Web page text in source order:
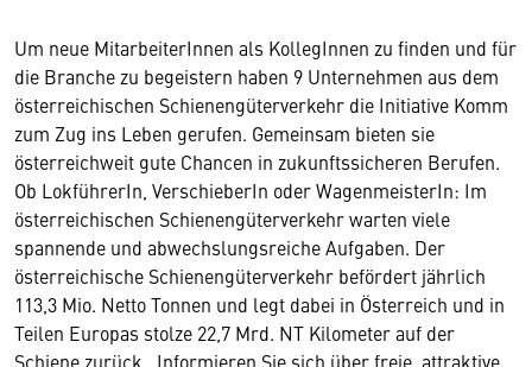
Um neue MitarbeiterInnen als KollegInnen zu finden und für
die Branche zu begeistern haben 9 Unternehmen aus dem
österreichischen Schienengüterverkehr die Initiative Komm
zum Zug ins Leben gerufen. Gemeinsam bieten sie
österreichweit gute Chancen in zukunftssicheren Berufen.
Ob LokführerIn, VerschieberIn oder WagenmeisterIn: Im
österreichischen Schienengüterverkehr warten viele
spannende und abwechslungsreiche Aufgaben. Der
österreichische Schienen­güterverkehr befördert jährlich
113,3 Mio. Netto Tonnen und legt dabei in Österreich und in
Teilen Europas stolze 22,7 Mrd. NT Kilometer auf der
Schiene zurück. Informieren Sie sich über freie, attraktive